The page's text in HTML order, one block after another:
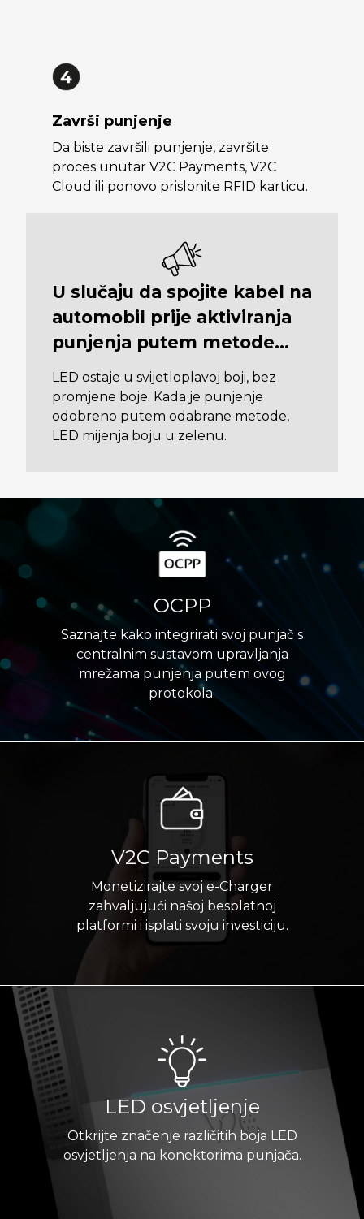
Završi punjenje
Da biste završili punjenje, završite
proces unutar V2C Payments, V2C
Cloud ili ponovo prislonite RFID karticu.
U slučaju da spojite kabel na
automobil prije aktiviranja
punjenja putem metode…
LED ostaje u svijetloplavoj boji, bez
promjene boje. Kada je punjenje
odobreno putem odabrane metode,
LED mijenja boju u zelenu.
OCPP
Saznajte kako integrirati svoj punjač s
centralnim sustavom upravljanja
mrežama punjenja putem ovog
protokola.
V2C Payments
Monetizirajte svoj e-Charger
zahvaljujući našoj besplatnoj
platformi i isplati svoju investiciju.
LED osvjetljenje
Otkrijte značenje različitih boja LED
osvjetljenja na konektorima punjača.